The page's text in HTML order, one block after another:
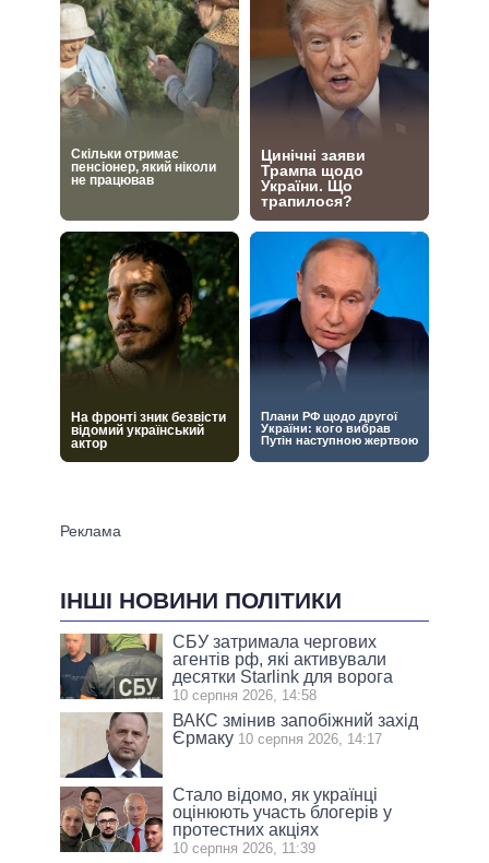
ІНШІ НОВИНИ ПОЛІТИКИ
СБУ затримала чергових
агентів рф, які активували
десятки Starlink для ворога
10 серпня 2026, 14:58
ВАКС змінив запобіжний захід
Єрмаку 10 серпня 2026, 14:17
Стало відомо, як українці
оцінюють участь блогерів у
протестних акціях
10 серпня 2026, 11:39